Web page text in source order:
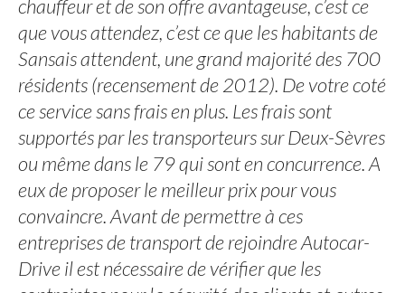
chauffeur et de son offre avantageuse, c’est ce
que vous attendez, c’est ce que les habitants de
Sansais attendent, une grand majorité des 700
résidents (recensement de 2012). De votre coté
ce service sans frais en plus. Les frais sont
supportés par les transporteurs sur Deux-Sèvres
ou même dans le 79 qui sont en concurrence. A
eux de proposer le meilleur prix pour vous
convaincre. Avant de permettre à ces
entreprises de transport de rejoindre Autocar-
Drive il est nécessaire de vérifier que les